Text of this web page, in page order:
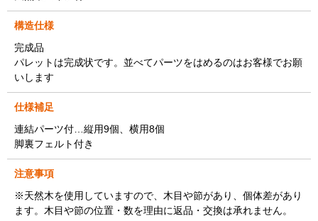
構造仕様
完成品
パレットは完成状です。並べてパーツをはめるのはお客様でお願
いします
仕様補足
連結パーツ付…縦用9個、横用8個
脚裏フェルト付き
注意事項
※天然木を使用していますので、木目や節があり、個体差があり
ます。木目や節の位置・数を理由に返品・交換は承れません。